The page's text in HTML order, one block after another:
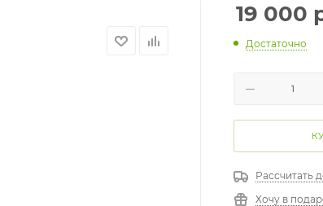
19 000
Достаточно
Рассчитать
Хочу в